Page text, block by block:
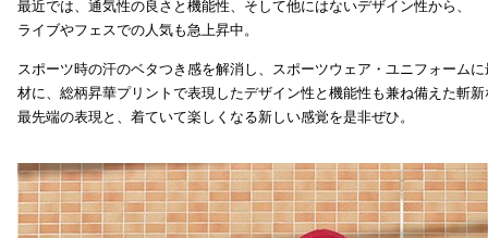
最近では、通気性の良さと機能性、そして他にはないデザイン性から、
ライブやフェスでの人気も急上昇中。
スポーツ時の汗のベタつき感を解消し、スポーツウェア・ユニフォーム
材に、総柄昇華プリントで表現したデザイン性と機能性も兼ね備えた斬
最先端の表現と、着ていて楽しくなる新しい感覚を是非ぜひ。